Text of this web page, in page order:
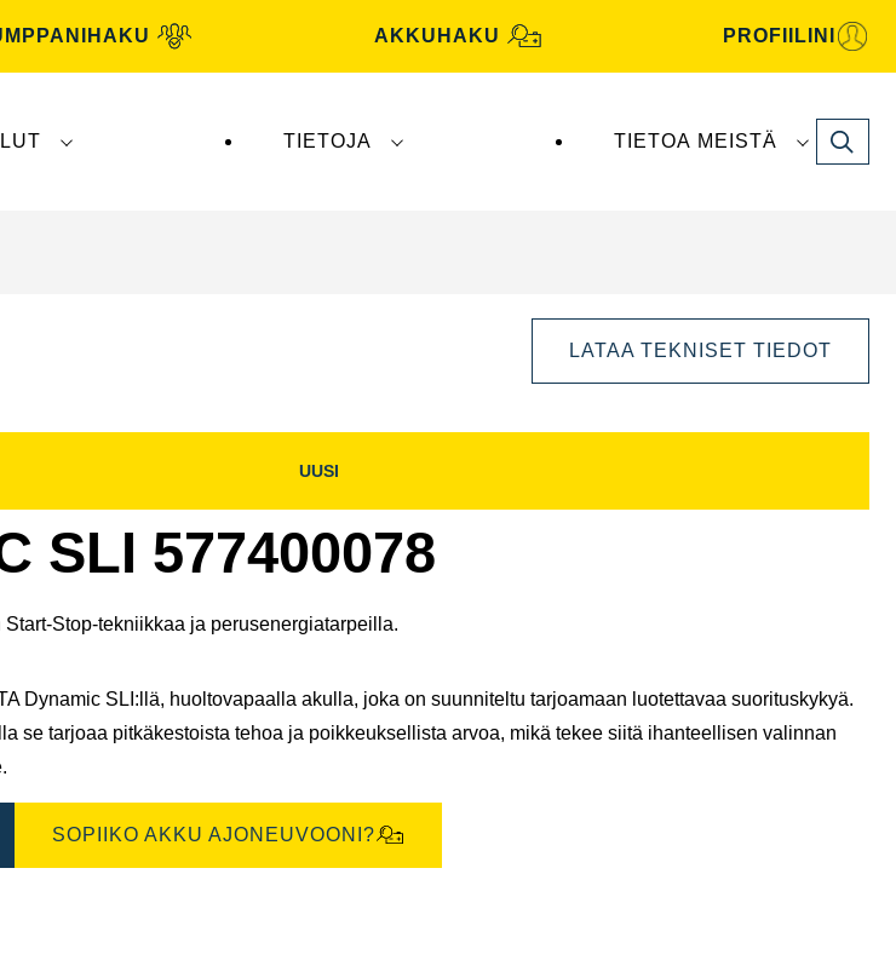
AKKUHAKU PROFIILINI
TIETOJA TIETOA MEISTÄ Search
LATAA TEKNISET TIEDOT
UUSI
SLI 577400078
Stop-tekniikkaa ja perusenergiatarpeilla.
Dynamic SLI:llä, huoltovapaalla akulla, joka on suunniteltu tarjoamaan luotettavaa suorituskykyä.
se tarjoaa pitkäkestoista tehoa ja poikkeuksellista arvoa, mikä tekee siitä ihanteellisen valinnan
SOPIIKO AKKU AJONEUVOONI?